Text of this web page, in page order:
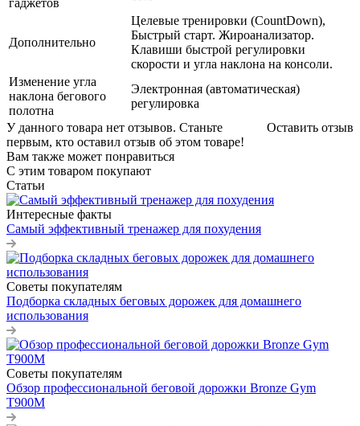
Дополнительно
Целевые тренировки (CountDown),
Быстрый старт. Жироанализатор.
Клавиши быстрой регулировки
скорости и угла наклона на консоли.
Изменение угла
наклона бегового
полотна
Электронная (автоматическая)
регулировка
Оставить отзыв
У данного товара нет отзывов. Станьте
первым, кто оставил отзыв об этом товаре!
Вам также может понравиться
С этим товаром покупают
Статьи
Интересные факты
Самый эффективный тренажер для похудения
Советы покупателям
Подборка складных беговых дорожек для домашнего
использования
Советы покупателям
Обзор профессиональной беговой дорожки Bronze Gym
T900M